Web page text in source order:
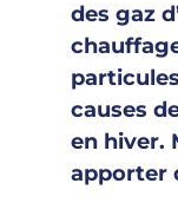
des gaz
causes
en hiver.
apporter